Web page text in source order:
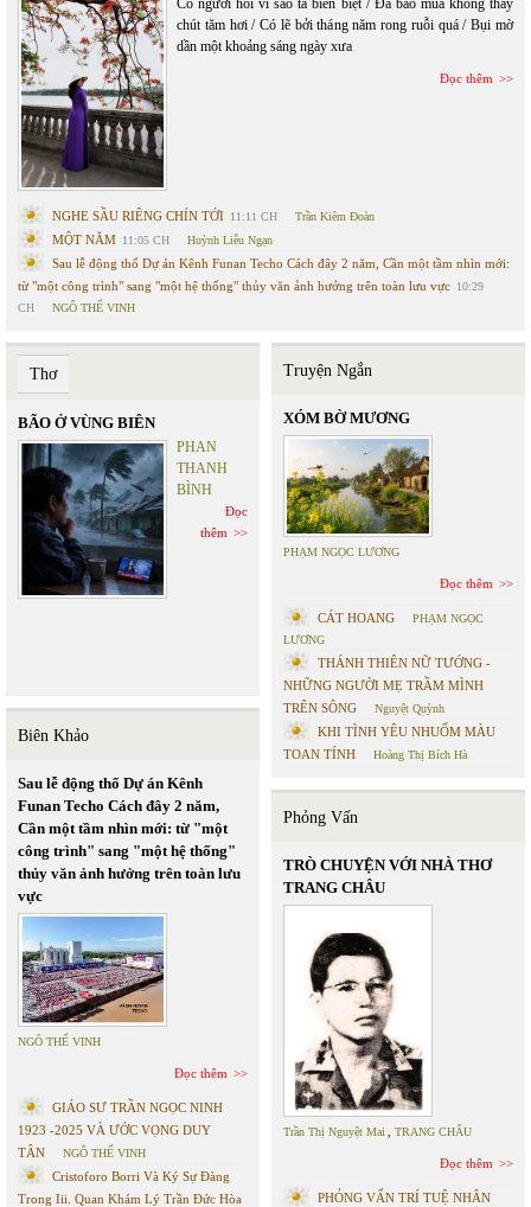
Có người hỏi vì sao ta biền biệt / Đã bao mùa không thấy
chút tăm hơi / Có lẽ bởi tháng năm rong ruỗi quá / Bụi mờ
dần một khoảng sáng ngày xưa
Đọc thêm
NGHE SẦU RIÊNG CHÍN TỚI 11:11 CH Trần Kiêm Đoàn
MỘT NĂM 11:05 CH Huỳnh Liễu Ngạn
Sau lễ động thổ Dự án Kênh Funan Techo Cách đây 2 năm, Cần một tầm nhìn mới:
từ "một công trình" sang "một hệ thống" thủy văn ảnh hưởng trên toàn lưu vực 10:29
CH
NGÔ THẾ VINH
Thơ
BÃO Ở VÙNG BIÊN
PHAN
THANH
BÌNH
Đọc
thêm
Biên Khảo
Sau lễ động thổ Dự án Kênh
Funan Techo Cách đây 2 năm,
Cần một tầm nhìn mới: từ "một
công trình" sang "một hệ thống"
thủy văn ảnh hưởng trên toàn lưu
vực
NGÔ THẾ VINH
Đọc thêm
GIÁO SƯ TRẦN NGỌC NINH
1923 -2025 VÀ ƯỚC VỌNG DUY
TÂN
NGÔ THẾ VINH
Cristoforo Borri Và Ký Sự Đàng
Trong Iii. Quan Khám Lý Trần Đức Hòa
Truyện Ngắn
XÓM BỜ MƯƠNG
PHẠM NGỌC LƯƠNG
Đọc thêm
CÁT HOANG
PHẠM NGỌC
LƯƠNG
THÁNH THIÊN NỮ TƯỚNG -
NHỮNG NGƯỜI MẸ TRẦM MÌNH
TRÊN SÔNG
Nguyệt Quỳnh
KHI TÌNH YÊU NHUỐM MÀU
TOAN TÍNH
Hoàng Thị Bích Hà
Phỏng Vấn
TRÒ CHUYỆN VỚI NHÀ THƠ
TRANG CHÂU
Trần Thị Nguyệt Mai TRANG CHÂU
Đọc thêm
PHỎNG VẤN TRÍ TUỆ NHÂN